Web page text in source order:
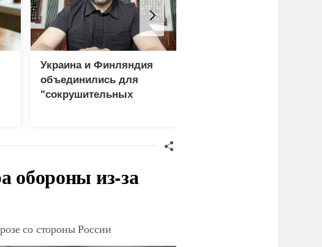
Украина и Финляндия
объединились для
"сокрушительных
обороны из-за
со стороны России